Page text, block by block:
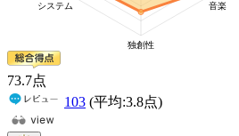
73.7点
103 (平均:3.8点)